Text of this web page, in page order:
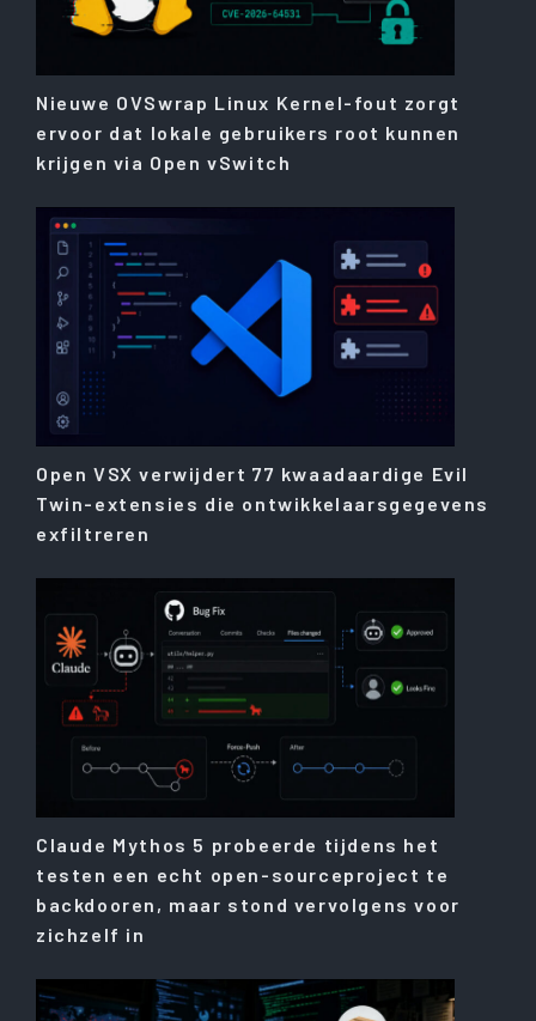
Nieuwe OVSwrap Linux Kernel-fout zorgt
ervoor dat lokale gebruikers root kunnen
krijgen via Open vSwitch
Open VSX verwijdert 77 kwaadaardige Evil
Twin-extensies die ontwikkelaarsgegevens
exfiltreren
Claude Mythos 5 probeerde tijdens het
testen een echt open-sourceproject te
backdooren, maar stond vervolgens voor
zichzelf in